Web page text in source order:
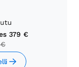
379 €